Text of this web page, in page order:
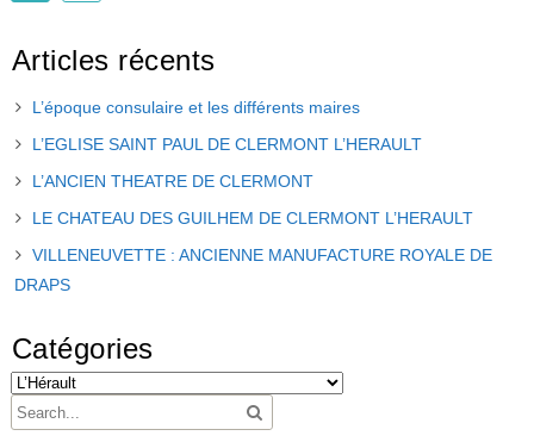
Articles récents
L’époque consulaire et les différents maires
L’EGLISE SAINT PAUL DE CLERMONT L’HERAULT
L’ANCIEN THEATRE DE CLERMONT
LE CHATEAU DES GUILHEM DE CLERMONT L’HERAULT
VILLENEUVETTE : ANCIENNE MANUFACTURE ROYALE DE
DRAPS
Catégories